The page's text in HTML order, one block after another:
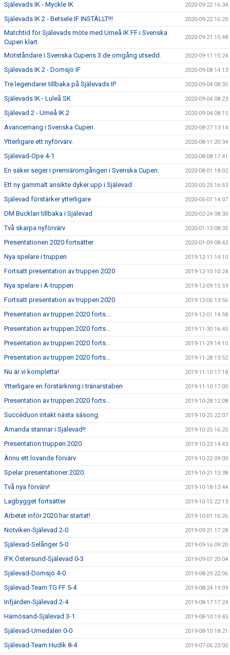
Själevads IK - Myckle IK 2020-09-22 16:34
Själevads IK 2 - Betsele IF INSTÄLLT!!! 2020-09-22 16:20
Matchtid för Själevads möte med Umeå IK FF i Svenska
Cupen klart.
2020-09-21 15:48
Motståndare i Svenska Cupens 3:de omgång utsedd. 2020-09-11 15:24
Själevads IK 2 - Domsjö IF 2020-09-08 14:13
Tre legendarer tillbaka på Själevads IP 2020-09-04 08:35
Själevads IK - Luleå SK 2020-09-04 08:23
Själevad 2 - Umeå IK 2 2020-09-04 08:15
Avancemang i Svenska Cupen 2020-08-27 13:14
Ytterligare ett nyförvärv. 2020-08-11 20:34
Själevad-Ope 4-1 2020-08-08 17:41
En säker seger i premiäromgången i Svenska Cupen. 2020-08-01 18:02
Ett ny gammalt ansikte dyker upp i Själevad 2020-05-25 16:53
Själevad förstärker ytterligare 2020-05-07 14:07
DM Bucklan tillbaka i Själevad 2020-02-24 08:30
Två skarpa nyförvärv 2020-01-13 08:35
Presentationen 2020 fortsätter 2020-01-09 08:43
Nya spelare i truppen 2019-12-11 14:10
Fortsatt presentation av truppen 2020 2019-12-10 10:24
Nya spelare i A-truppen 2019-12-09 15:59
Fortsatt presentation av truppen 2020 2019-12-06 13:56
Presentation av truppen 2020 forts... 2019-12-01 14:58
Presentation av truppen 2020 forts... 2019-11-30 16:45
Presentation av truppen 2020 forts... 2019-11-29 14:10
Presentation av truppen 2020 forts... 2019-11-28 13:52
Nu är vi kompletta! 2019-11-10 17:18
Ytterligare en förstärkning i tränarstaben 2019-11-10 17:00
Presentation av truppen 2020 forts... 2019-10-28 12:08
Succéduon intakt nästa säsong. 2019-10-25 22:07
Amanda stannar i Själevad!! 2019-10-25 16:25
Presentation truppen 2020 2019-10-23 14:43
Ännu ett lovande förvärv 2019-10-22 09:00
Spelar presentationer 2020. 2019-10-21 13:38
Två nya förvärv! 2019-10-18 13:44
Lagbygget fortsätter 2019-10-15 22:13
Arbetet inför 2020 har startat! 2019-10-01 16:26
Notviken-Själevad 2-0 2019-09-21 17:28
Själevad-Selånger 5-0 2019-09-16 09:20
IFK Östersund-Själevad 0-3 2019-09-07 20:04
Själevad-Domsjö 4-0 2019-08-29 22:06
Själevad-Team TG FF 5-4 2019-08-24 19:09
Infjärden-Själevad 2-4 2019-08-17 17:24
Härnösand-Själevad 3-1 2019-08-10 19:45
Själevad-Umedalen 0-0 2019-08-10 18:21
Själevad-Team Hudik 8-4 2019-07-06 23:00